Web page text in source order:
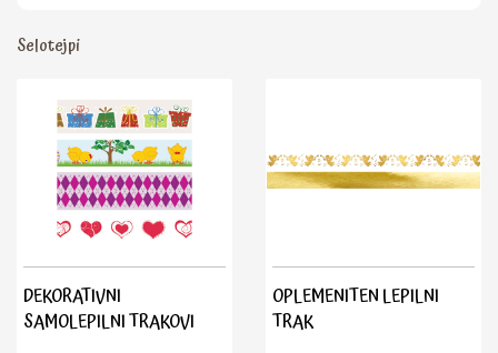
Selotejpi
DEKORATIVNI
SAMOLEPILNI TRAKOVI
OPLEMENITEN LEPILNI
TRAK